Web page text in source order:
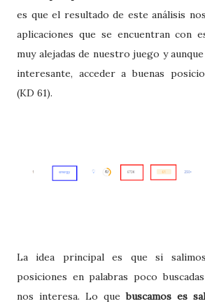
es que el resultado de este análisis
aplicaciones que se encuentran con
muy alejadas de nuestro juego y
interesante, acceder a buenas
(KD 61).
La idea principal es que si
posiciones en palabras poco
nos interesa. Lo quebuscamos es